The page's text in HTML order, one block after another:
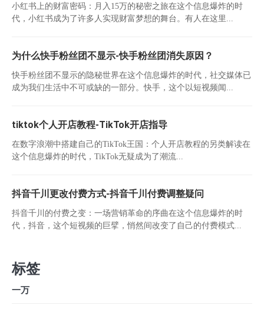
小红书上的财富密码：月入15万的秘密之旅在这个信息爆炸的时
代，小红书成为了许多人实现财富梦想的舞台。有人在这里...
为什么快手粉丝团不显示-快手粉丝团消失原因？
快手粉丝团不显示的隐秘世界在这个信息爆炸的时代，社交媒体已
成为我们生活中不可或缺的一部分。快手，这个以短视频闻...
tiktok个人开店教程-TikTok开店指导
在数字浪潮中搭建自己的TikTok王国：个人开店教程的另类解读在
这个信息爆炸的时代，TikTok无疑成为了潮流...
抖音千川更改付费方式-抖音千川付费调整疑问
抖音千川的付费之变：一场营销革命的序曲在这个信息爆炸的时
代，抖音，这个短视频的巨擘，悄然间改变了自己的付费模式...
标签
一万